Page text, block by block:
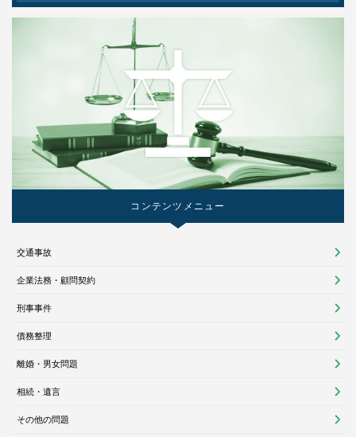
コンテンツメニュー
交通事故
企業法務・顧問契約
刑事事件
債務整理
離婚・男女問題
相続・遺言
その他の問題